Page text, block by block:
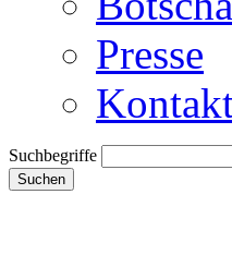
Presse
Suchbegriffe
Suchen